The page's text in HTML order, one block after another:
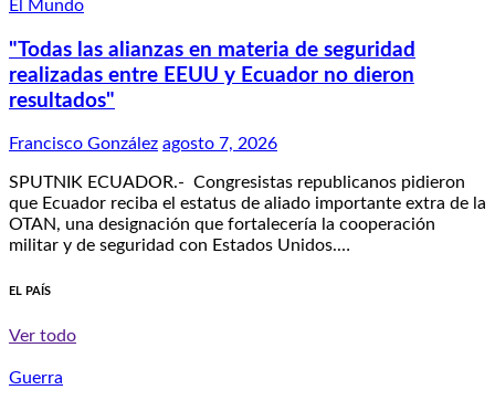
El Mundo
"Todas las alianzas en materia de seguridad
realizadas entre EEUU y Ecuador no dieron
resultados"
Francisco González agosto 7, 2026
SPUTNIK ECUADOR.- Congresistas republicanos pidieron
que Ecuador reciba el estatus de aliado importante extra de la
OTAN, una designación que fortalecería la cooperación
militar y de seguridad con Estados Unidos.…
EL PAÍS
Ver todo
Guerra